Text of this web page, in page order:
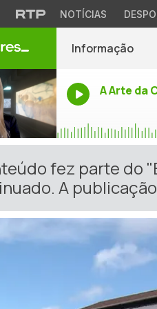
NOTÍCIAS
Informação
A Arte da
fez parte do
A